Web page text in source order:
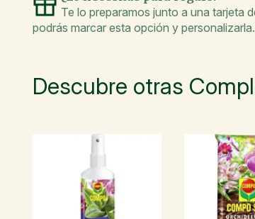
Te lo preparamos junto a una tarjeta
podrás marcar esta opción y personalizarla.
Descubre otras